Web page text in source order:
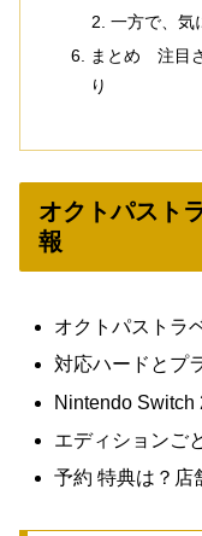
一方で、気
まとめ 注目
り
オクトパスト
報
オクトパストラ
対応ハードとプ
Nintendo Switch
エディションご
予約 特典は？店